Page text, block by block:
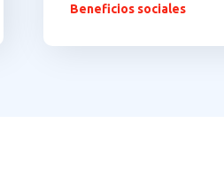
Beneficios sociales